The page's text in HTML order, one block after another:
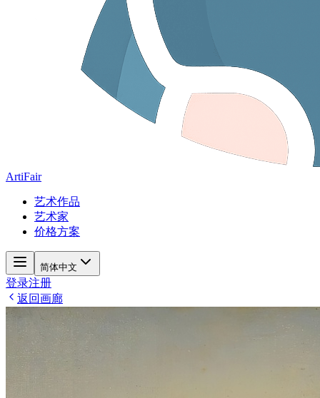
ArtiFair
艺术作品
艺术家
价格方案
简体中文
登录注册
返回画廊